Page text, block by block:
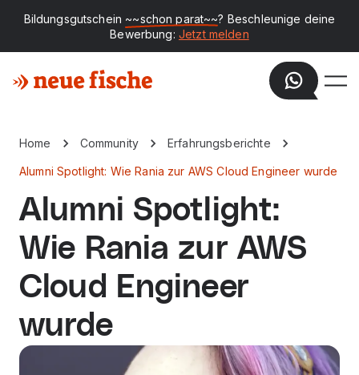
Bildungsgutschein ~~schon parat~~? Beschleunige deine
Bewerbung: Jetzt melden
Home Community Erfahrungsberichte
Alumni Spotlight: Wie Rania zur AWS Cloud Engineer wurde
Alumni Spotlight:
Wie Rania zur AWS
Cloud Engineer
wurde